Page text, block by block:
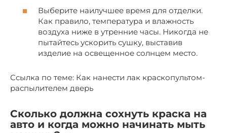
Выберите наилучшее время для отделки.
Как правило, температура и влажность
воздуха ниже в утренние часы. Никогда не
пытайтесь ускорить сушку, выставив
изделие на освещенное солнцем место.
Ссылка по теме: Как нанести лак краскопультом-
распылителем дверь
Сколько должна сохнуть краска на
авто и когда можно начинать мыть